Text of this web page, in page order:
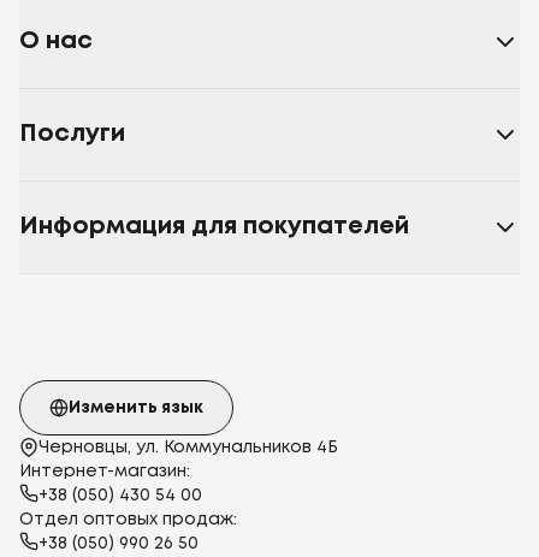
О нас
Послуги
Информация для покупателей
Черновцы, ул. Коммунальников 4Б
Интернет-магазин:
+38 (050) 430 54 00
Отдел оптовых продаж:
+38 (050) 990 26 50
Изменить язык